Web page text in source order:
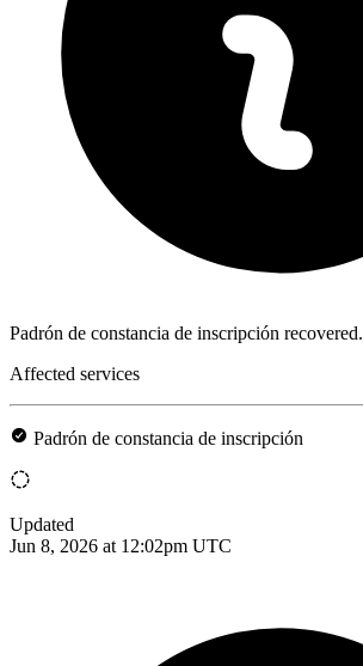
Padrón de constancia de inscripción recovered.
Affected services
Padrón de constancia de inscripción
Updated
Jun 8, 2026 at 12:02pm UTC